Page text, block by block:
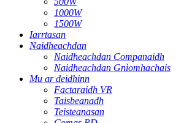
1000W
1500W
Iarrtasan
Naidheachdan
Naidheachdan Companaidh
Naidheachdan Gnìomhachais
Mu ar deidhinn
Factaraidh VR
Taisbeanadh
Teisteanasan